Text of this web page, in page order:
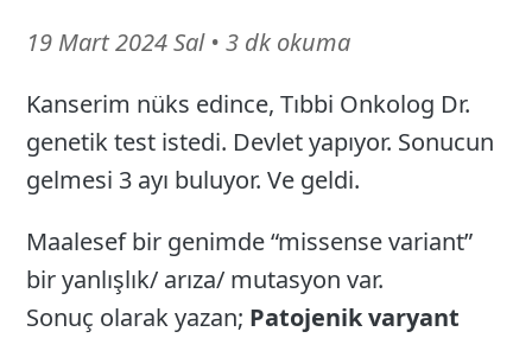
19 Mart 2024 Sal 15
26
• 3 dk okuma
Kanserim nüks edince, Tıbbi Onkolog Dr.
genetik test istedi. Devlet yapıyor. Sonucun
gelmesi 3 ayı buluyor. Ve geldi.
Maalesef bir genimde “missense variant”
bir yanlışlık/ arıza/ mutasyon var.
Sonuç olarak yazan; Patojenik varyant